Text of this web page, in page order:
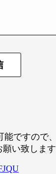
ですので、
い致します